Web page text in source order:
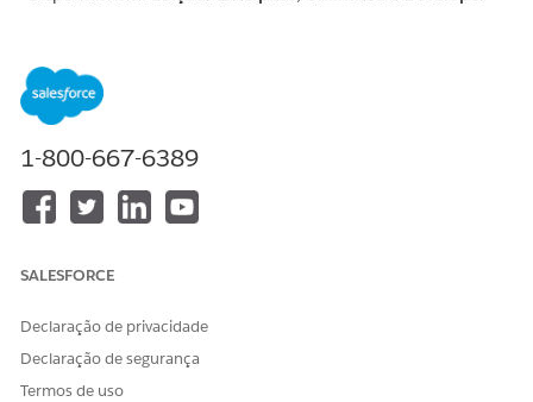
Para habilitar o
uso |Configurações de gerenciamento de uso
ESTE ARTIGO RESOLVEU SEU PROBLEMA?
Diga-nos para podermos melhorar!
1-800-667-6389
SALESFORCE
Declaração de privacidade
Declaração de segurança
Termos de uso